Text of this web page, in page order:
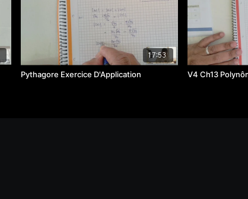
17:53
Pythagore Exercice D'Application V4 Ch13